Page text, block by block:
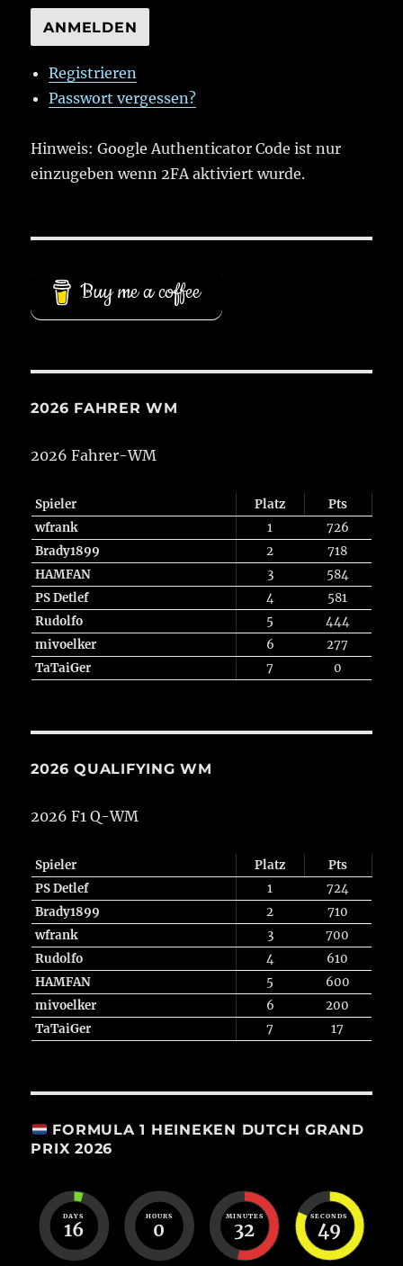
ANMELDEN
Registrieren
Passwort vergessen?
Hinweis: Google Authenticator Code ist nur
einzugeben wenn 2FA aktiviert wurde.
Buy me a coffee
2026 FAHRER WM
2026 Fahrer-WM
Spieler Platz
Pts
wfrank
1
726
Brady1899
2
718
HAMFAN
3
584
PS Detlef
4
581
Rudolfo
5
444
mivoelker
6
277
TaTaiGer
7 0
2026 QUALIFYING WM
2026 F1 Q-WM
Spieler Platz
Pts
PS Detlef
1
724
Brady1899
2
710
wfrank
3
700
Rudolfo
4
610
HAMFAN
5
600
mivoelker
6
200
TaTaiGer
7 17
FORMULA 1 HEINEKEN DUTCH GRAND
PRIX 2026
DAYS
16
HOURS
0
MINUTES
32
SECONDS
49